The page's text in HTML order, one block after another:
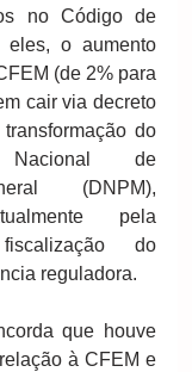
no Código de
eles, o aumento
(de 2% para
cair via decreto
do
Nacional de
(DNPM),
pela
do
reguladora.
que houve
à CFEM e